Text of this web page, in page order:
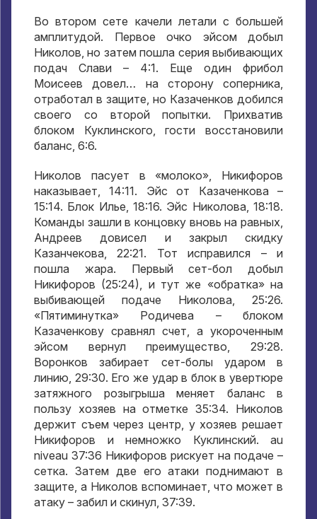
Во втором сете качели летали с большей
амплитудой. Первое очко эйсом добыл
Николов,но затем пошла серия выбивающих
подач Слави – 4:1. Еще один фрибол
Моисеев довел… на сторону соперника,
отработал в защите, но Казаченков добился
своего со второй попытки. Прихватив
блоком Куклинского,гости восстановили
баланс, 6:6.
Николов пасует в «молоко», Никифоров
наказывает, 14:11. Эйс от Казаченкова –
15:14. Блок Илье, 18:16. Эйс Николова, 18:18.
Команды зашли в концовку вновь на равных,
Андреев довисел и закрыл скидку
Казанчекова, 22:21. Тот исправился – и
пошла жара. Первый сет-бол добыл
Никифоров (25:24), и тут же «обратка» на
выбивающей подаче Николова, 25:26.
«Пятиминутка» Родичева – блоком
Казаченкову сравнял счет, а укороченным
эйсом вернул преимущество, 29:28.
Воронков забирает сет-болы ударом в
линию, 29:30. Его же удар в блок в увертюре
затяжного розыгрыша меняет баланс в
пользу хозяев на отметке 35:34. Николов
держит съем через центр, у хозяев решает
Никифоров и немножко Куклинский. au
niveau 37:36 Никифоров рискует на подаче –
сетка. Затем две его атаки поднимают в
защите, а Николов вспоминает, что может в
атаку – забил и скинул, 37:39.